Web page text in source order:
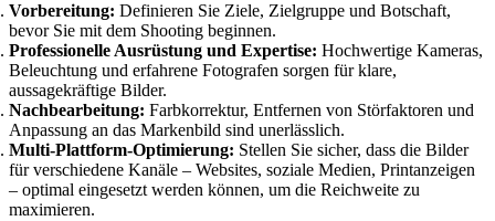
Vorbereitung: Definieren Sie Ziele, Zielgruppe und Botschaft,
bevor Sie mit dem Shooting beginnen.
Professionelle Ausrüstung und Expertise: Hochwertige Kameras,
Beleuchtung und erfahrene Fotografen sorgen für klare,
aussagekräftige Bilder.
Nachbearbeitung: Farbkorrektur, Entfernen von Störfaktoren und
Anpassung an das Markenbild sind unerlässlich.
Multi-Plattform-Optimierung: Stellen Sie sicher, dass die Bilder
für verschiedene Kanäle – Websites, soziale Medien, Printanzeigen
– optimal eingesetzt werden können, um die Reichweite zu
maximieren.